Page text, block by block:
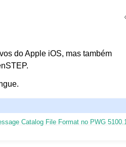
do Apple iOS, mas também
Catalog File Format no PWG